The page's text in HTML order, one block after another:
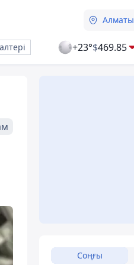
Алматы
+23°$469.85
Соңғы